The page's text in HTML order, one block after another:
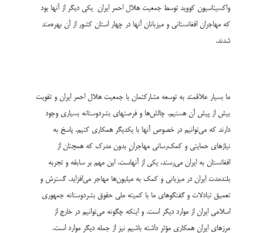
واکسیناسیون کووید توسط جمعیت هلال احمر ایران یکی دیگر از آنها بود
که مهاجران افغانستانی و میزبانان آنها در چهار استان کشور از آن بهره‌­مند
شدند.
ما بسیار علاقمند به توسعه مشارکت­مان با جمعیت هلال احمر ایران و تقویت
بیش از پیش آن هستیم. چالش‌­ها و فرصت­های بشردوستانه بسیاری وجود
دارند که می­‌توانیم در خصوص آنها با یکدیگر همکاری کنیم. پاسخ به
نیازهای حمایتی و کمک‌رسانی مهاجرانِ بدون مدرک که همچنان از
افغانستان به ایران می‌­رسند، یکی از آنهاست. این مهم بر سابقه و تجربه
بلندمدت ایران در میزبانی و کمک به میلیون­‌ها مهاجر می­‌افزاید. گسترش و
تعمیق تبادلات و گفتگوهای ما با کمیته ملی حقوق بشردوستانه جمهوری
اسلامی ایران از موارد دیگر است. و اینکه چگونه می‌توانیم در خارج از
مرزهای ایران همکاری مؤثر داشته باشیم نیز از جمله دیگر موارد است.